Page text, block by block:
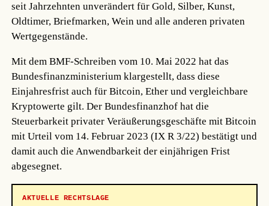
seit Jahrzehnten unverändert für Gold, Silber, Kunst,
Oldtimer, Briefmarken, Wein und alle anderen privaten
Wertgegenstände.
Mit dem BMF-Schreiben vom 10. Mai 2022 hat das
Bundesfinanzministerium klargestellt, dass diese
Einjahresfrist auch für Bitcoin, Ether und vergleichbare
Kryptowerte gilt. Der Bundesfinanzhof hat die
Steuerbarkeit privater Veräußerungsgeschäfte mit Bitcoin
mit Urteil vom 14. Februar 2023 (IX R 3/22) bestätigt und
damit auch die Anwendbarkeit der einjährigen Frist
abgesegnet.
AKTUELLE RECHTSLAGE